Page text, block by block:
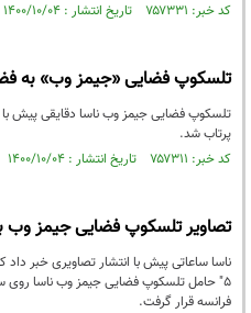
کد خبر: ۷۵۷۳۳۱ تاریخ انتشار : ۱۴۰۰/۱۰/۰۴
تلسکوپ فضایی «جیمز وب» به
پرتاب شد.
کد خبر: ۷۵۷۳۱۱ تاریخ انتشار : ۱۴۰۰/۱۰/۰۴
تصاویر تلسکوپ فضایی جیمز وب
۵" حامل تلسکوپ فضایی جیمز وب ناسا روی
فرانسه قرار گرفت.